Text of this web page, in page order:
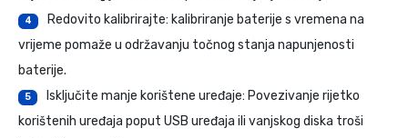
4
Redovito kalibrirajte: kalibriranje baterije s vremena na
vrijeme pomaže u održavanju točnog stanja napunjenosti
baterije.
5
Isključite manje korištene uređaje: Povezivanje rijetko
korištenih uređaja poput USB uređaja ili vanjskog diska troši